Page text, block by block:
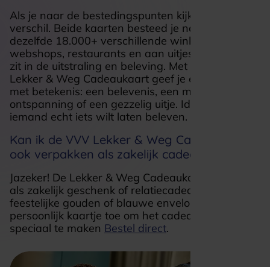
Als je naar de bestedingspunten kijkt, is er geen
verschil. Beide kaarten besteed je namelijk bij
dezelfde 18.000+ verschillende winkels,
webshops, restaurants en aan uitjes. Het verschil
zit in de uitstraling en beleving. Met de VVV
Lekker & Weg Cadeaukaart geef je een cadeau
met betekenis: een belevenis, een moment van
ontspanning of een gezzelig uitje. Ideaal als je
iemand echt iets wilt laten beleven.
Kan ik de VVV Lekker & Weg Cadeaukaart
ook verpakken als zakelijk cadeau?
Jazeker! De Lekker & Weg Cadeaukaart is perfect
als zakelijk geschenk of relatiecadeau. Kies een
feestelijke gouden of blauwe envelop of voeg een
persoonlijk kaartje toe om het cadeau extra
speciaal te maken Bestel direct.